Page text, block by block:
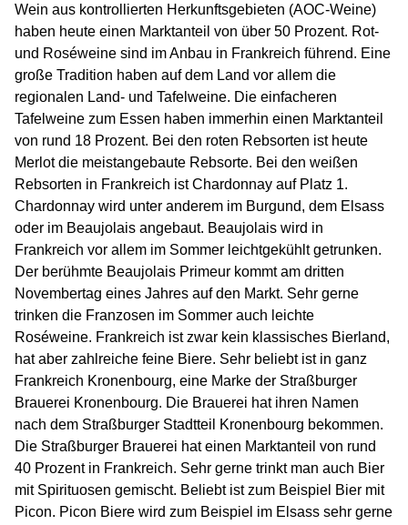
Wein aus kontrollierten Herkunftsgebieten (AOC-Weine)
haben heute einen Marktanteil von über 50 Prozent. Rot-
und Roséweine sind im Anbau in Frankreich führend. Eine
große Tradition haben auf dem Land vor allem die
regionalen Land- und Tafelweine. Die einfacheren
Tafelweine zum Essen haben immerhin einen Marktanteil
von rund 18 Prozent. Bei den roten Rebsorten ist heute
Merlot die meistangebaute Rebsorte. Bei den weißen
Rebsorten in Frankreich ist Chardonnay auf Platz 1.
Chardonnay wird unter anderem im Burgund, dem Elsass
oder im Beaujolais angebaut. Beaujolais wird in
Frankreich vor allem im Sommer leichtgekühlt getrunken.
Der berühmte Beaujolais Primeur kommt am dritten
Novembertag eines Jahres auf den Markt. Sehr gerne
trinken die Franzosen im Sommer auch leichte
Roséweine. Frankreich ist zwar kein klassisches Bierland,
hat aber zahlreiche feine Biere. Sehr beliebt ist in ganz
Frankreich Kronenbourg, eine Marke der Straßburger
Brauerei Kronenbourg. Die Brauerei hat ihren Namen
nach dem Straßburger Stadtteil Kronenbourg bekommen.
Die Straßburger Brauerei hat einen Marktanteil von rund
40 Prozent in Frankreich. Sehr gerne trinkt man auch Bier
mit Spirituosen gemischt. Beliebt ist zum Beispiel Bier mit
Picon. Picon Biere wird zum Beispiel im Elsass sehr gerne